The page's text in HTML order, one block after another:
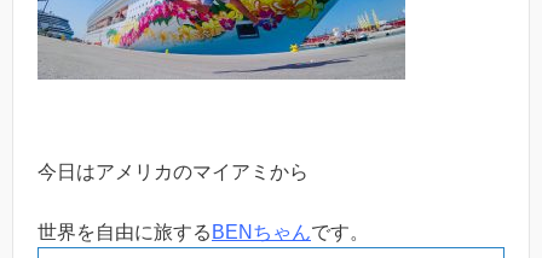
今日はアメリカのマイアミから
世界を自由に旅する BENちゃんです。